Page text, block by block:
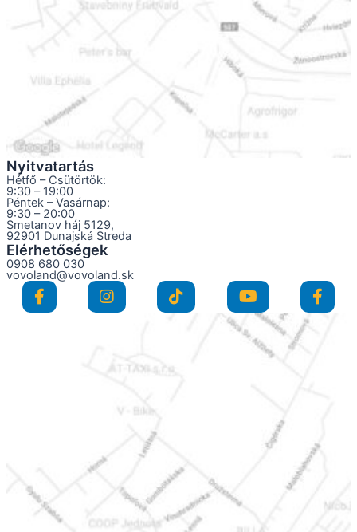
Nyitvatartás
Hétfő – Csütörtök:
9:30 – 19:00
Péntek – Vasárnap:
9:30 – 20:00
Smetanov háj 5129,
92901 Dunajská Streda
Elérhetőségek
0908 680 030
vovoland@vovoland.sk